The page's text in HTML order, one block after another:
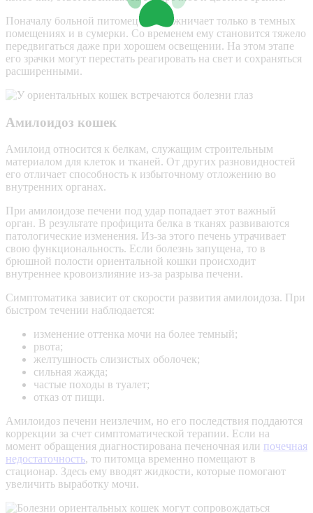
Поначалу больной питомец осторожничает только в темных
помещениях и в сумерки. Со временем ему становится тяжело
передвигаться даже при хорошем освещении. На этом этапе
его зрачки могут перестать реагировать на свет и сохраняться
расширенными.
Амилоидоз кошек
Амилоид относится к белкам, служащим строительным
материалом для клеток и тканей. От других разновидностей
его отличает способность к избыточному отложению во
внутренних органах.
При амилоидозе печени под удар попадает этот важный
орган. В результате профицита белка в тканях развиваются
патологические изменения. Из-за этого печень утрачивает
свою функциональность. Если болезнь запущена, то в
брюшной полости ориентальной кошки происходит
внутреннее кровоизлияние из-за разрыва печени.
Симптоматика зависит от скорости развития амилоидоза. При
быстром течении наблюдается:
изменение оттенка мочи на более темный;
рвота;
желтушность слизистых оболочек;
сильная жажда;
частые походы в туалет;
отказ от пищи.
Амилоидоз печени неизлечим, но его последствия поддаются
коррекции за счет симптоматической терапии. Если на
момент обращения диагностирована печеночная или почечная
недостаточность, то питомца временно помещают в
стационар. Здесь ему вводят жидкости, которые помогают
увеличить выработку мочи.